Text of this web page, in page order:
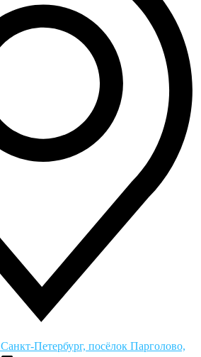
Санкт-Петербург, посёлок Парголово,